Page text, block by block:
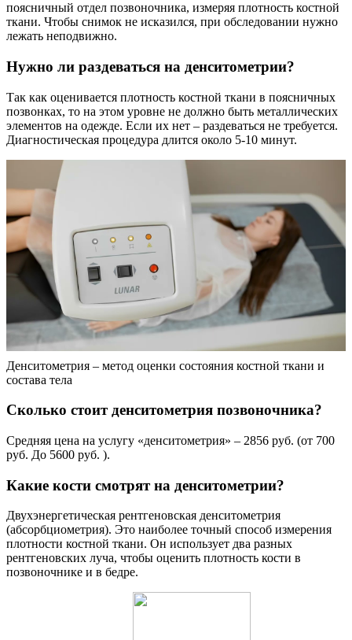
поясничный отдел позвоночника, измеряя плотность костной
ткани. Чтобы снимок не исказился, при обследовании нужно
лежать неподвижно.
Нужно ли раздеваться на денситометрии?
Так как оценивается плотность костной ткани в поясничных
позвонках, то на этом уровне не должно быть металлических
элементов на одежде. Если их нет – раздеваться не требуется.
Диагностическая процедура длится около 5-10 минут.
Денситометрия – метод оценки состояния костной ткани и
состава тела
Сколько стоит денситометрия позвоночника?
Средняя цена на услугу «денситометрия» – 2856 руб. (от 700
руб. До 5600 руб. ).
Какие кости смотрят на денситометрии?
Двухэнергетическая рентгеновская денситометрия
(абсорбциометрия). Это наиболее точный способ измерения
плотности костной ткани. Он использует два разных
рентгеновских луча, чтобы оценить плотность кости в
позвоночнике и в бедре.